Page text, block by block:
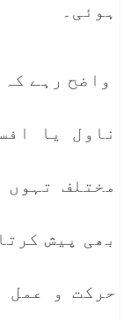
ہوئی۔
واضح رہے
ناول یا
مختلف تہوں
بھی پیش
حرکت و عمل